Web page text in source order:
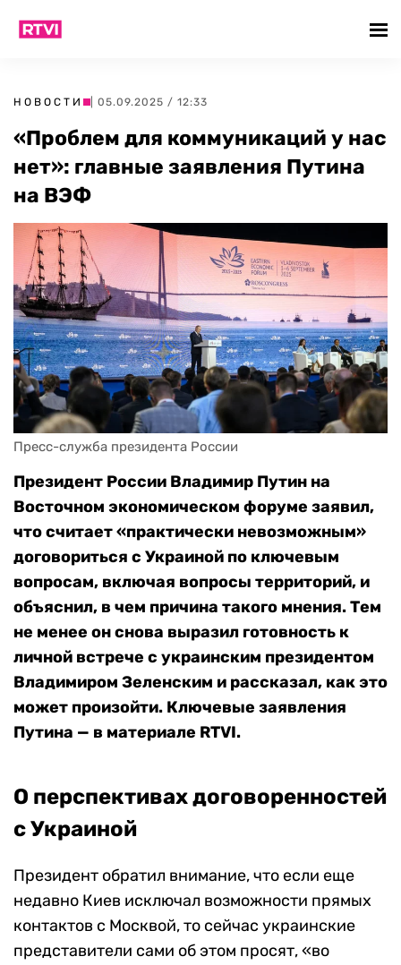
НОВОСТИ | 05.09.2025 / 12:33
«Проблем для коммуникаций у нас
нет»: главные заявления Путина
на ВЭФ
Пресс-служба президента России
Президент России Владимир Путин на
Восточном экономическом форуме заявил,
что считает «практически невозможным»
договориться с Украиной по ключевым
вопросам, включая вопросы территорий, и
объяснил, в чем причина такого мнения. Тем
не менее он снова выразил готовность к
личной встрече с украинским президентом
Владимиром Зеленским и рассказал, как это
может произойти. Ключевые заявления
Путина — в материале RTVI.
О перспективах договоренностей
с Украиной
Президент обратил внимание, что если еще
недавно Киев исключал возможности прямых
контактов с Москвой, то сейчас украинские
представители сами об этом просят, «во